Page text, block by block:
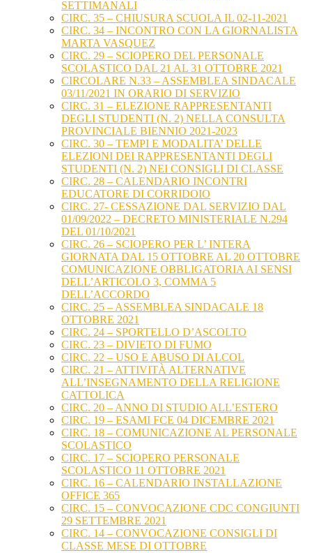
SETTIMANALI
CIRC. 35 – CHIUSURA SCUOLA IL 02-11-2021
CIRC. 34 – INCONTRO CON LA GIORNALISTA
MARTA VASQUEZ
CIRC. 29 – SCIOPERO DEL PERSONALE
SCOLASTICO DAL 21 AL 31 OTTOBRE 2021
CIRCOLARE N.33 – ASSEMBLEA SINDACALE
03/11/2021 IN ORARIO DI SERVIZIO
CIRC. 31 – ELEZIONE RAPPRESENTANTI
DEGLI STUDENTI (N. 2) NELLA CONSULTA
PROVINCIALE BIENNIO 2021-2023
CIRC. 30 – TEMPI E MODALITA’ DELLE
ELEZIONI DEI RAPPRESENTANTI DEGLI
STUDENTI (N. 2) NEI CONSIGLI DI CLASSE
CIRC. 28 – CALENDARIO INCONTRI
EDUCATORE DI CORRIDOIO
CIRC. 27- CESSAZIONE DAL SERVIZIO DAL
01/09/2022 – DECRETO MINISTERIALE N.294
DEL 01/10/2021
CIRC. 26 – SCIOPERO PER L’ INTERA
GIORNATA DAL 15 OTTOBRE AL 20 OTTOBRE
COMUNICAZIONE OBBLIGATORIA AI SENSI
DELL’ARTICOLO 3, COMMA 5
DELL’ACCORDO
CIRC. 25 – ASSEMBLEA SINDACALE 18
OTTOBRE 2021
CIRC. 24 – SPORTELLO D’ASCOLTO
CIRC. 23 – DIVIETO DI FUMO
CIRC. 22 – USO E ABUSO DI ALCOL
CIRC. 21 – ATTIVITÀ ALTERNATIVE
ALL’INSEGNAMENTO DELLA RELIGIONE
CATTOLICA
CIRC. 20 – ANNO DI STUDIO ALL’ESTERO
CIRC. 19 – ESAMI FCE 04 DICEMBRE 2021
CIRC. 18 – COMUNICAZIONE AL PERSONALE
SCOLASTICO
CIRC. 17 – SCIOPERO PERSONALE
SCOLASTICO 11 OTTOBRE 2021
CIRC. 16 – CALENDARIO INSTALLAZIONE
OFFICE 365
CIRC. 15 – CONVOCAZIONE CDC CONGIUNTI
29 SETTEMBRE 2021
CIRC. 14 – CONVOCAZIONE CONSIGLI DI
CLASSE MESE DI OTTOBRE